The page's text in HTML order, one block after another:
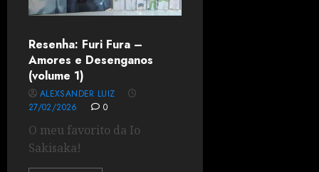
Resenha: Furi Fura –
Amores e Desenganos
(volume 1)
ALEXSANDER LUIZ
27/02/2026
0
O meu favorito da Io
Sakisaka!